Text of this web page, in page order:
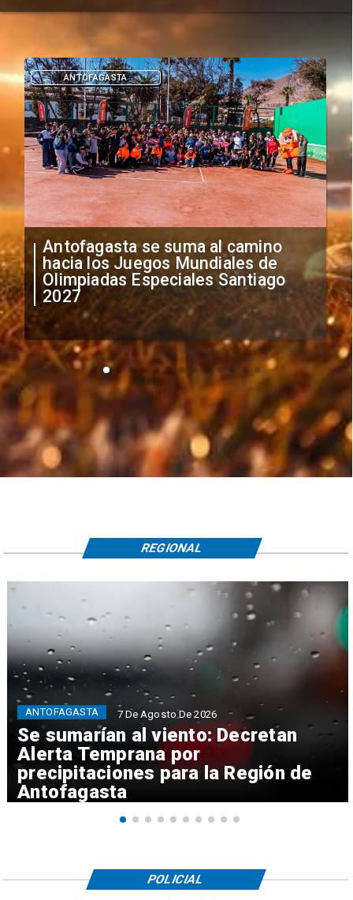
"Falta de profesionalismo": Sifup
anuncia medidas por situación
irregular de futbolistas
extranjeros
DEPORTES
Se sumarían al viento: Decretan
Alerta Temprana por
precipitaciones para la Región de
Antofagasta
ANTOFAGASTA 7 De Agosto De 2026
REGIONAL
POLICIAL